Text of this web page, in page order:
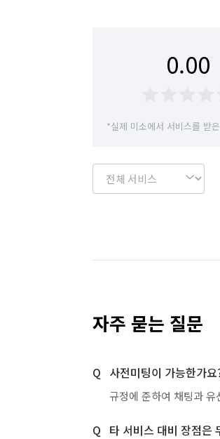
0.00
*실제 미소에서 서비스를 받
자주 묻는 질문
사전미팅이 가능한가요
규정에 준하여 채팅과
타 서비스 대비 장점은